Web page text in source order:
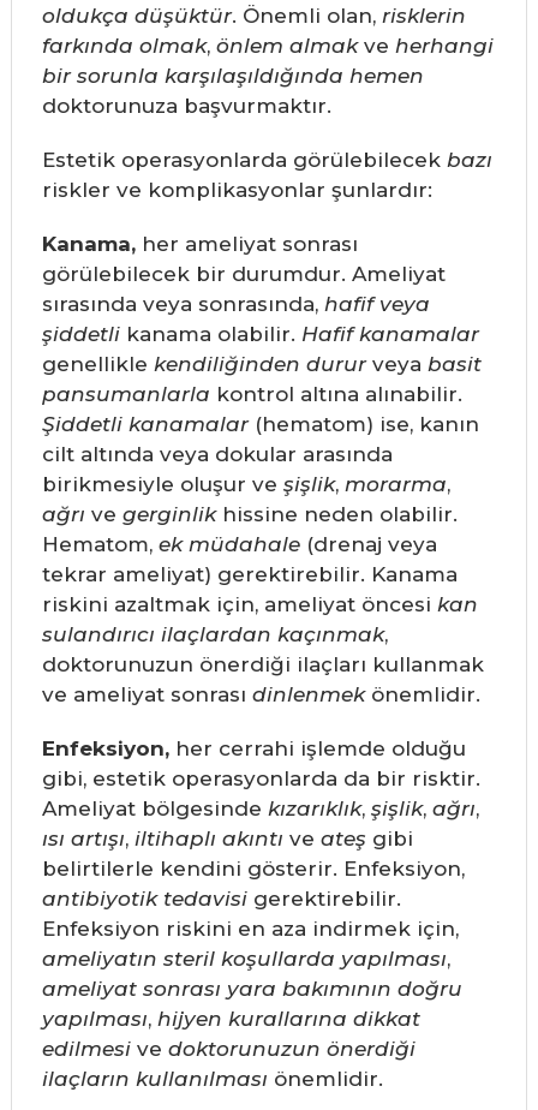
oldukça düşüktür. Önemli olan, risklerin
farkında olmak, önlem almakve herhangi
bir sorunla karşılaşıldığında hemen
doktorunuza başvurmaktır.
Estetik operasyonlarda görülebilecek bazı
riskler ve komplikasyonlar şunlardır:
Kanama,her ameliyat sonrası
görülebilecek bir durumdur. Ameliyat
sırasında veya sonrasında, hafif veya
şiddetlikanama olabilir. Hafif kanamalar
genellikle kendiliğinden dururveya basit
pansumanlarla kontrol altına alınabilir.
Şiddetli kanamalar(hematom) ise, kanın
cilt altında veya dokular arasında
birikmesiyle oluşur ve şişlik, morarma,
ağrı ve gerginlikhissine neden olabilir.
Hematom, ek müdahale(drenaj veya
tekrar ameliyat) gerektirebilir. Kanama
riskini azaltmak için, ameliyat öncesi kan
sulandırıcı ilaçlardan kaçınmak,
doktorunuzun önerdiği ilaçları kullanmak
ve ameliyat sonrası dinlenmekönemlidir.
Enfeksiyon,her cerrahi işlemde olduğu
gibi, estetik operasyonlarda da bir risktir.
Ameliyat bölgesinde kızarıklık, şişlik, ağrı,
ısı artışı, iltihaplı akıntı ve ateş gibi
belirtilerle kendini gösterir. Enfeksiyon,
antibiyotik tedavisigerektirebilir.
Enfeksiyon riskini en aza indirmek için,
ameliyatın steril koşullarda yapılması,
ameliyat sonrası yara bakımının doğru
yapılması, hijyen kurallarına dikkat
edilmesive doktorunuzun önerdiği
ilaçların kullanılması önemlidir.